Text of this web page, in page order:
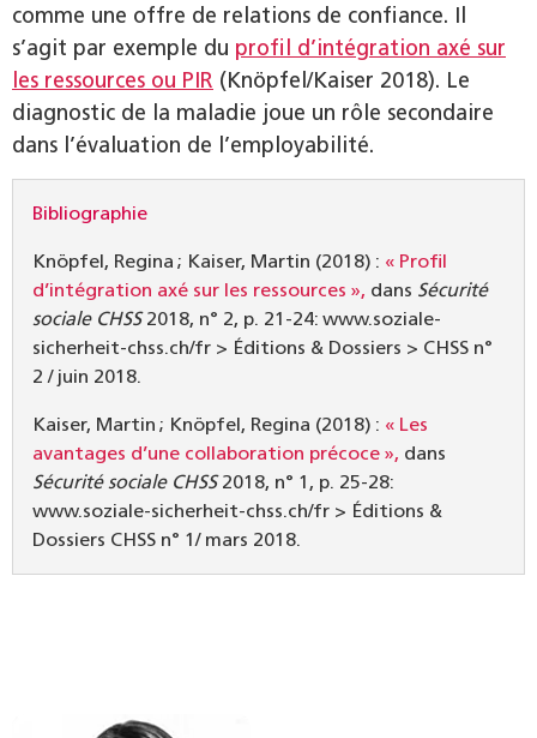
comme une offre de relations de confiance. Il
s’agit par exemple du profil d’intégration axé sur
les ressources ou PIR (Knöpfel/Kaiser 2018). Le
diagnostic de la maladie joue un rôle secondaire
dans l’évaluation de l’employabilité.
Bibliographie
Knöpfel, Regina ; Kaiser, Martin (2018) : « Profil
d’intégration axé sur les ressources », dans Sécurité
sociale CHSS2018, n° 2, p. 21-24: www.soziale-
sicherheit-chss.ch/fr > Éditions & Dossiers > CHSS n°
2 / juin 2018.
Kaiser, Martin ; Knöpfel, Regina (2018) : « Les
avantages d’une collaboration précoce », dans
Sécurité sociale CHSS2018, n° 1, p. 25-28:
www.soziale-sicherheit-chss.ch/fr > Éditions &
Dossiers CHSS n° 1/ mars 2018.